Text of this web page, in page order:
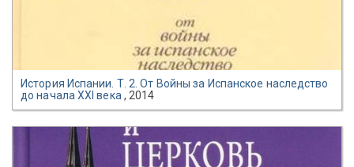
История Испании. Т. 2. От Войны за Испанское наследство
до начала XXI века , 2014